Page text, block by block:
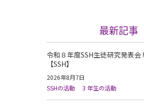
最新記事
令和８年度SSH生徒研究発表
【SSH】
2026年8月7日
SSHの活動
3 年生の活動